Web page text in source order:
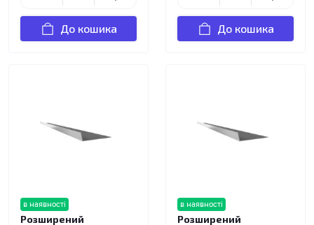
До кошика До кошика
в наявності
Розширений
в наявності
Розширений